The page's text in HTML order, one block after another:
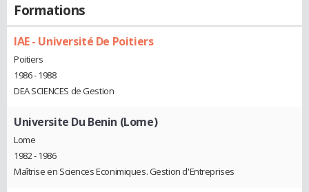
Formations
IAE - Université De Poitiers
Poitiers
1986 - 1988
DEA SCIENCES de Gestion
Universite Du Benin (Lome)
Lome
1982 - 1986
Maîtrise en Sciences Econimiques. Gestion d'Entreprises